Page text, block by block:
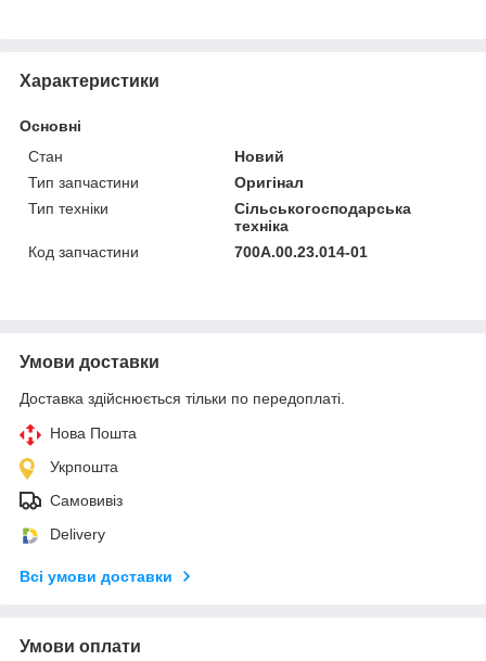
Характеристики
Основні
Стан
Новий
Тип запчастини
Оригінал
Тип техніки
Сільськогосподарська
техніка
Код запчастини
700А.00.23.014-01
Умови доставки
Доставка здійснюється тільки по передоплаті.
Нова Пошта
Укрпошта
Самовивіз
Delivery
Всі умови доставки
Умови оплати